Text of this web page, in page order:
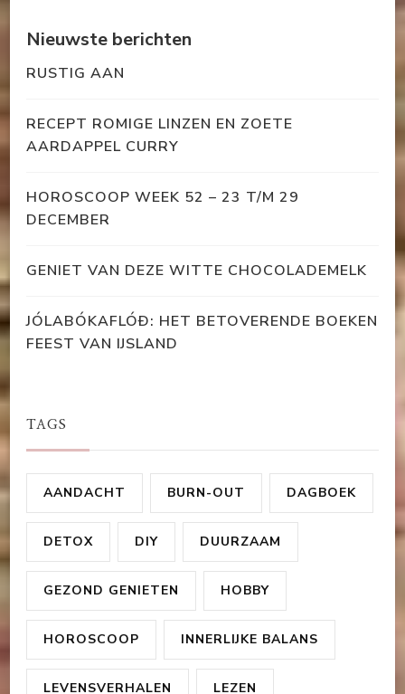
Nieuwste berichten
RUSTIG AAN
RECEPT ROMIGE LINZEN EN ZOETE
AARDAPPEL CURRY
HOROSCOOP WEEK 52 – 23 T/M 29
DECEMBER
GENIET VAN DEZE WITTE CHOCOLADEMELK
JÓLABÓKAFLÓÐ: HET BETOVERENDE BOEKEN
FEEST VAN IJSLAND
TAGS
AANDACHT BURN-OUT DAGBOEK
DETOX DIY DUURZAAM
GEZOND GENIETEN HOBBY
HOROSCOOP INNERLIJKE BALANS
LEVENSVERHALEN LEZEN